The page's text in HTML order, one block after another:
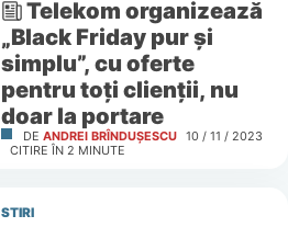
Telekom organizează
„Black Friday pur și
simplu”, cu oferte
pentru toți clienții, nu
doar la portare
DE ANDREI BRÎNDUȘESCU 10 / 11 / 2023
CITIRE ÎN 2 MINUTE
STIRI